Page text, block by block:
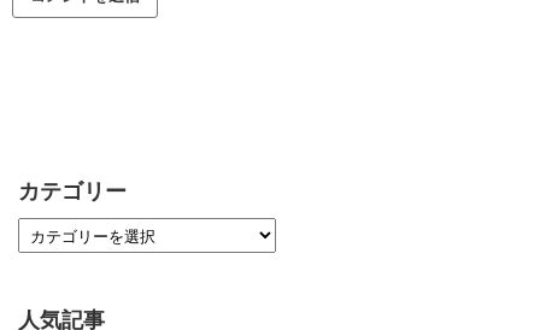
カテゴリー
人気記事